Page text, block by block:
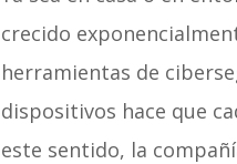
crecido
herramientas de
dispositivos hace que
este sentido, la